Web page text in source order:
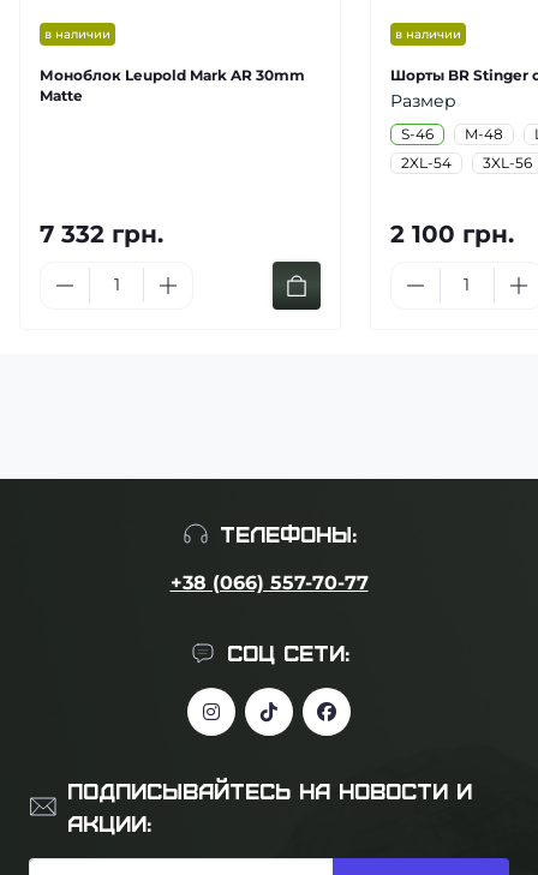
в наличии
Моноблок Leupold Mark AR 30mm
Matte
7 332 грн.
в наличии
Шорты BR Stinger
Размер
S-46 M-48
2XL-54
3XL-56
2 100 грн.
ТЕЛЕФОНЫ:
+38 (066) 557-70-77
СОЦ СЕТИ:
ПОДПИСЫВАЙТЕСЬ НА НОВОСТИ И
АКЦИИ: